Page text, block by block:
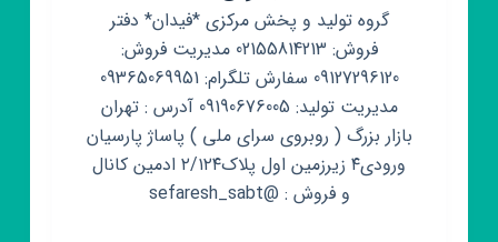
گروه تولید و پخش مرکزی *فیدان* دفتر
فروش: 02155814213 مدیریت فروش:
09127296120 سفارش تلگرام: 09365069951
مدیریت تولید: 09190676005 آدرس : تهران
بازار بزرگ ( روبروی سرای ملی ) پاساژ پارسیان
ورودی۴ زیرزمین اول پلاک۲/۱۲۴ ادمین کانال
و فروش : @sefaresh_sabt